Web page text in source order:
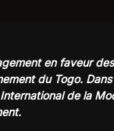
en faveur
du Togo.
de la